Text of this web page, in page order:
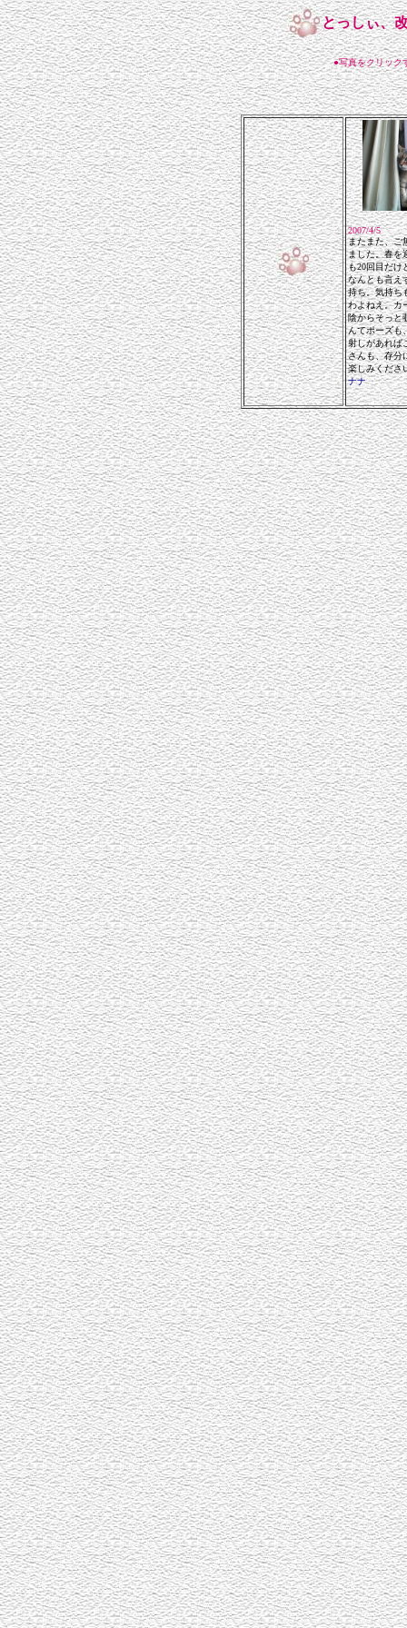
とっしぃ、
●写真をクリック
2007/4/5
またまた、ご
ました。春を
も20回目だけ
なんとも言え
持ち。気持ち
わよねえ。カ
陰からそっと
んてポーズも
射しがあれば
さんも、存分
楽しみくださ
ナナ